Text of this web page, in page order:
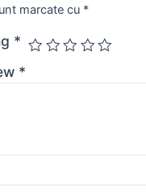
marcate cu *
*
*